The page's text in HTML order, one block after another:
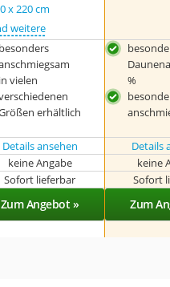
x 220 cm
weitere
besonders
in vielen
erhältlich
%
Details ansehen Details
keine Angabe keine
Sofort lieferbar Sofort
Zum Angebot » Zum